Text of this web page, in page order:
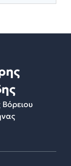
Βόρειου